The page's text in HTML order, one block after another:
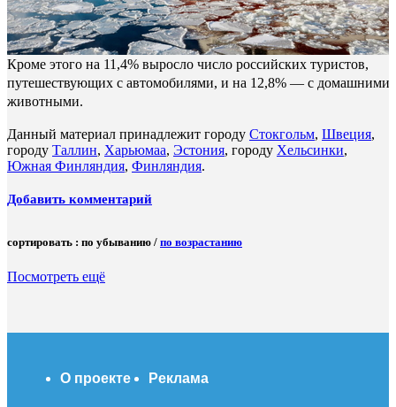
Кроме этого на 11,4% выросло число российских туристов,
путешествующих с автомобилями, и на 12,8% — с домашними
животными.
Данный материал принадлежит городу Стокгольм, Швеция,
городу Таллин, Харьюмаа, Эстония, городу Хельсинки,
Южная Финляндия, Финляндия.
Добавить комментарий
сортировать : по убыванию / по возрастанию
Посмотреть ещё
О проекте Реклама